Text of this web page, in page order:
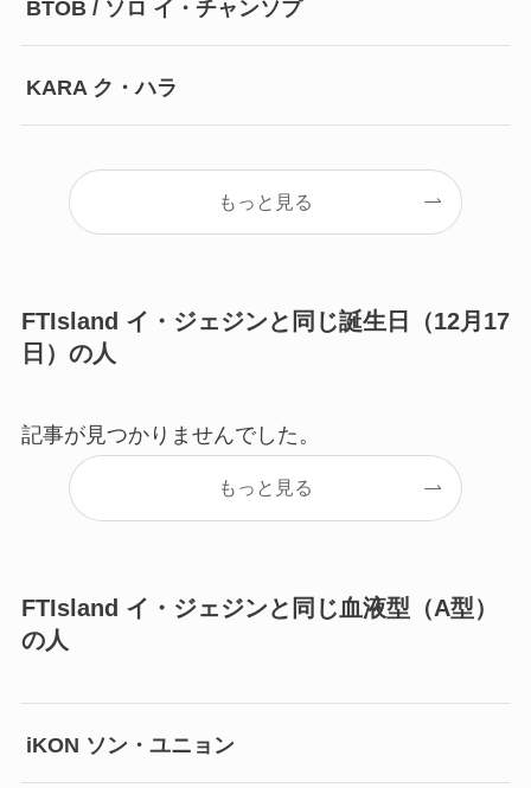
BTOB / ソロ イ・チャンソプ
KARA ク・ハラ
もっと見る
FTIsland イ・ジェジンと同じ誕生日（12月17
日）の人
記事が見つかりませんでした。
もっと見る
FTIsland イ・ジェジンと同じ血液型（A型）
の人
iKON ソン・ユニョン